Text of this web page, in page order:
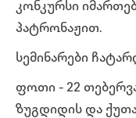
კონკურსი
პატრონაჟით.
სემინარები
ფოთი - 22
ზუგდიდის და